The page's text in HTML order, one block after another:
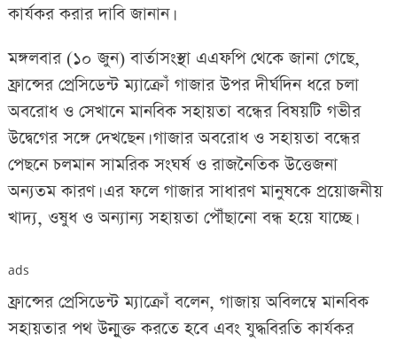
কার্যকর করার দাবি জানান।
মঙ্গলবার (১০ জুন) বার্তাসংস্থা এএফপি থেকে জানা গেছে,
ফ্রান্সের প্রেসিডেন্ট ম্যাক্রোঁ গাজার উপর দীর্ঘদিন ধরে চলা
অবরোধ ও সেখানে মানবিক সহায়তা বন্ধের বিষয়টি গভীর
উদ্বেগের সঙ্গে দেখছেন। গাজার অবরোধ ও সহায়তা বন্ধের
পেছনে চলমান সামরিক সংঘর্ষ ও রাজনৈতিক উত্তেজনা
অন্যতম কারণ। এর ফলে গাজার সাধারণ মানুষকে প্রয়োজনীয়
খাদ্য, ওষুধ ও অন্যান্য সহায়তা পৌঁছানো বন্ধ হয়ে যাচ্ছে।
ads
ফ্রান্সের প্রেসিডেন্ট ম্যাক্রোঁ বলেন, গাজায় অবিলম্বে মানবিক
সহায়তার পথ উন্মুক্ত করতে হবে এবং যুদ্ধবিরতি কার্যকর